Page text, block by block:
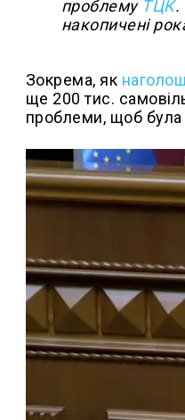
проблему ТЦК.
накопичені
Зокрема, як
ще 200 тис.
проблеми, щоб була